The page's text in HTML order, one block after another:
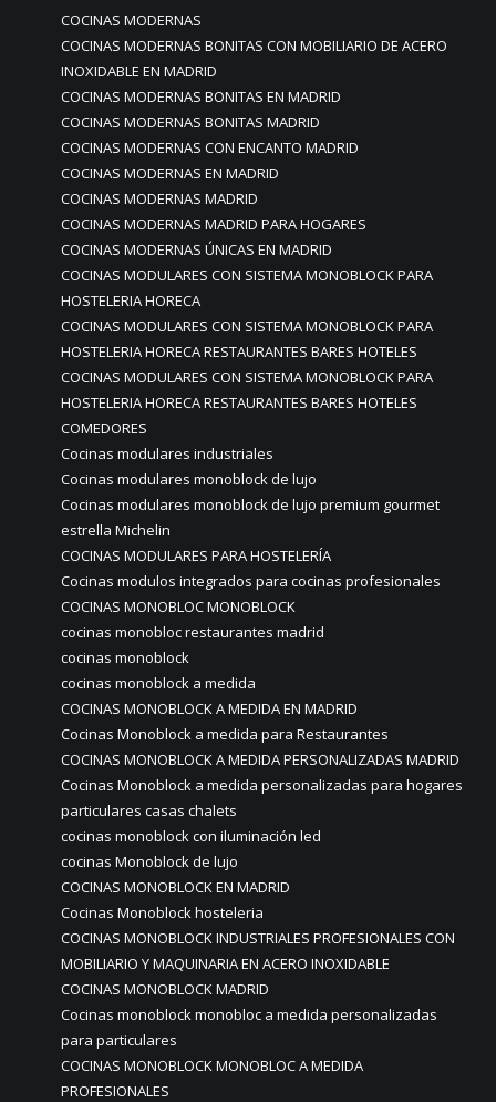
COCINAS MODERNAS
COCINAS MODERNAS BONITAS CON MOBILIARIO DE ACERO
INOXIDABLE EN MADRID
COCINAS MODERNAS BONITAS EN MADRID
COCINAS MODERNAS BONITAS MADRID
COCINAS MODERNAS CON ENCANTO MADRID
COCINAS MODERNAS EN MADRID
COCINAS MODERNAS MADRID
COCINAS MODERNAS MADRID PARA HOGARES
COCINAS MODERNAS ÚNICAS EN MADRID
COCINAS MODULARES CON SISTEMA MONOBLOCK PARA
HOSTELERIA HORECA
COCINAS MODULARES CON SISTEMA MONOBLOCK PARA
HOSTELERIA HORECA RESTAURANTES BARES HOTELES
COCINAS MODULARES CON SISTEMA MONOBLOCK PARA
HOSTELERIA HORECA RESTAURANTES BARES HOTELES
COMEDORES
Cocinas modulares industriales
Cocinas modulares monoblock de lujo
Cocinas modulares monoblock de lujo premium gourmet
estrella Michelin
COCINAS MODULARES PARA HOSTELERÍA
Cocinas modulos integrados para cocinas profesionales
COCINAS MONOBLOC MONOBLOCK
cocinas monobloc restaurantes madrid
cocinas monoblock
cocinas monoblock a medida
COCINAS MONOBLOCK A MEDIDA EN MADRID
Cocinas Monoblock a medida para Restaurantes
COCINAS MONOBLOCK A MEDIDA PERSONALIZADAS MADRID
Cocinas Monoblock a medida personalizadas para hogares
particulares casas chalets
cocinas monoblock con iluminación led
cocinas Monoblock de lujo
COCINAS MONOBLOCK EN MADRID
Cocinas Monoblock hosteleria
COCINAS MONOBLOCK INDUSTRIALES PROFESIONALES CON
MOBILIARIO Y MAQUINARIA EN ACERO INOXIDABLE
COCINAS MONOBLOCK MADRID
Cocinas monoblock monobloc a medida personalizadas
para particulares
COCINAS MONOBLOCK MONOBLOC A MEDIDA
PROFESIONALES